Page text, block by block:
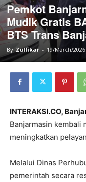
Pemkot
Mudik Gratis
BTS Trans
By Zulfikar - 19/March/2026
INTERAKSI.CO,
Banjarmasin kembali
meningkatkan
Melalui Dinas
pemerintah secara